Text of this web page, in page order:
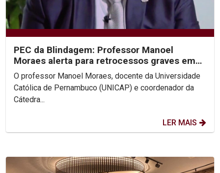
PEC da Blindagem: Professor Manoel
Moraes alerta para retrocessos graves em
entrevistas à Rede Globo
O professor Manoel Moraes, docente da Universidade
Católica de Pernambuco (UNICAP) e coordenador da
Cátedra...
LER MAIS